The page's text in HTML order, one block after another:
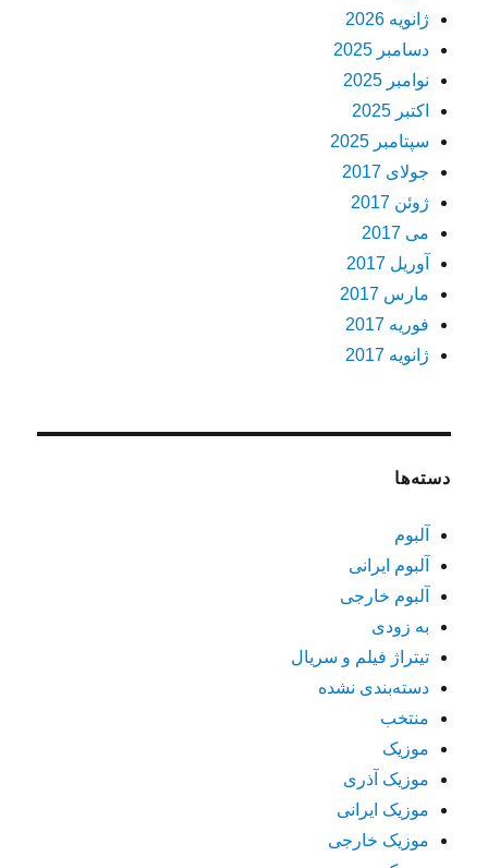
ژانویه 2026
دسامبر 2025
نوامبر 2025
اکتبر 2025
سپتامبر 2025
جولای 2017
ژوئن 2017
می 2017
آوریل 2017
مارس 2017
فوریه 2017
ژانویه 2017
دسته‌ها
آلبوم
آلبوم ایرانی
آلبوم خارجی
به زودی
تیتراژ فیلم و سریال
دسته‌بندی نشده
منتخب
موزیک
موزیک آذری
موزیک ایرانی
موزیک خارجی